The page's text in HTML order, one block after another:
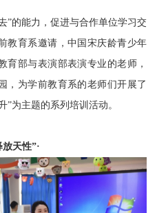
”的能力，促进与合作单位学习交
教育系邀请，中国宋庆龄青少年
育部与表演部表演专业的老师，
，为学前教育系的老师们开展了
”为主题的系列培训活动。
放天性”·